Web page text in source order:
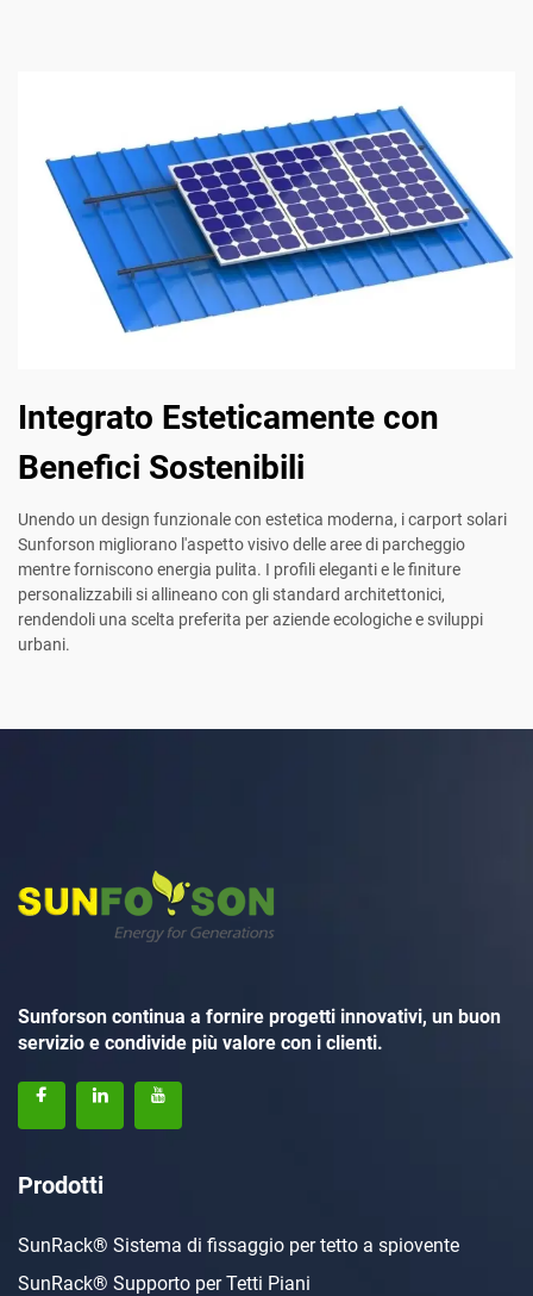
Integrato Esteticamente con
Benefici Sostenibili
Unendo un design funzionale con estetica moderna, i carport solari
Sunforson migliorano l'aspetto visivo delle aree di parcheggio
mentre forniscono energia pulita. I profili eleganti e le finiture
personalizzabili si allineano con gli standard architettonici,
rendendoli una scelta preferita per aziende ecologiche e sviluppi
urbani.
Sunforson continua a fornire progetti innovativi, un buon
servizio e condivide più valore con i clienti.
Prodotti
SunRack® Sistema di fissaggio per tetto a spiovente
SunRack® Supporto per Tetti Piani